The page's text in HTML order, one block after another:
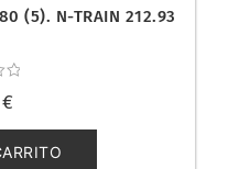
80 (5). N-TRAIN 212.93
€